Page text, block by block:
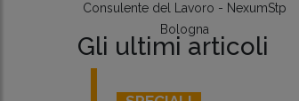
Consulente del Lavoro - NexumStp
Bologna
Gli ultimi articoli